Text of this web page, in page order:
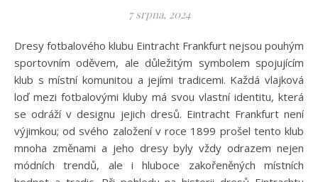
7 srpna, 2024
Dresy fotbalového klubu Eintracht Frankfurt nejsou pouhým
sportovním oděvem, ale důležitým symbolem spojujícím
klub s místní komunitou a jejími tradicemi. Každá vlajková
loď mezi fotbalovými kluby má svou vlastní identitu, která
se odráží v designu jejich dresů. Eintracht Frankfurt není
výjimkou; od svého založení v roce 1899 prošel tento klub
mnoha změnami a jeho dresy byly vždy odrazem nejen
módních trendů, ale i hluboce zakořeněných místních